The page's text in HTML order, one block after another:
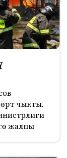
чыкты.
жалпы